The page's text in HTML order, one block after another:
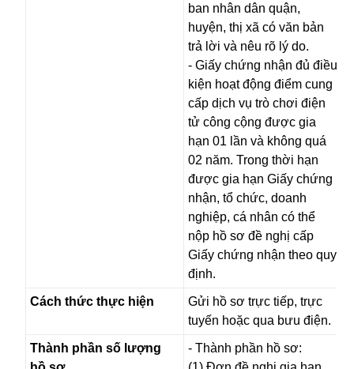
ban nhân dân quận,
huyện, thị xã có văn bản
trả lời và nêu rõ lý do.
- Giấy chứng nhận đủ điều
kiện hoạt động điểm cung
cấp dịch vụ trò chơi điện
tử công cộng được gia
hạn 01 lần và không quá
02 năm. Trong thời hạn
được gia hạn Giấy chứng
nhận, tổ chức, doanh
nghiệp, cá nhân có thể
nộp hồ sơ đề nghị cấp
Giấy chứng nhận theo quy
định.
Cách thức thực hiện
Gửi hồ sơ trực tiếp, trực
tuyến hoặc qua bưu điện.
Thành phần số lượng
- Thành phần hồ sơ: